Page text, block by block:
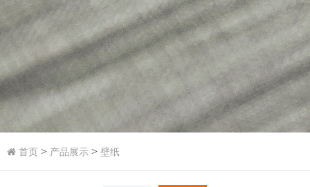
首页 > 产品展示 > 壁纸